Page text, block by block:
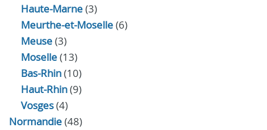
Haute-Marne(3)
Meurthe-et-Moselle(6)
Meuse(3)
Moselle(13)
Bas-Rhin(10)
Haut-Rhin(9)
Vosges(4)
Normandie(48)